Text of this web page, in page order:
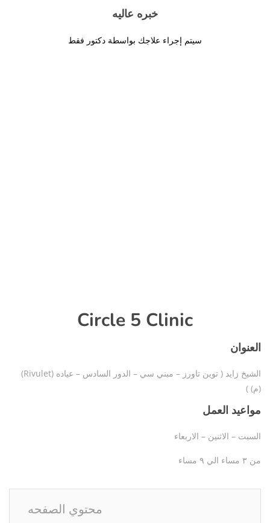
خبره عاليه
سيتم إجراء علاجك بواسطة دكتور فقط
Circle 5 Clinic
العنوان
(Rivulet) الشيخ زايد ( توين تاورز – مبني سي – الدور السادس – عياده
(م) )
مواعيد العمل
السبت – الاثنين – الاربعاء
من ٣ مساء الي ٩ مساء
محتوي الصفحه